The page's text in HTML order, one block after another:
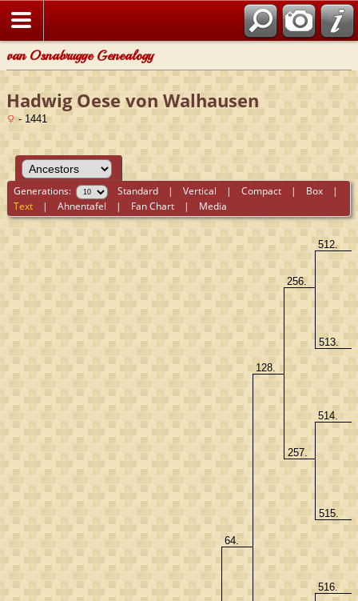
van Osnabrugge Genealogy
Hadwig Oese von Walhausen
- 1441
Generations: Standard |Vertical |Compact | Box |
Text |Ahnentafel | Fan Chart | Media
64.
128.
256.
512.
513.
257.
514.
515.
516.